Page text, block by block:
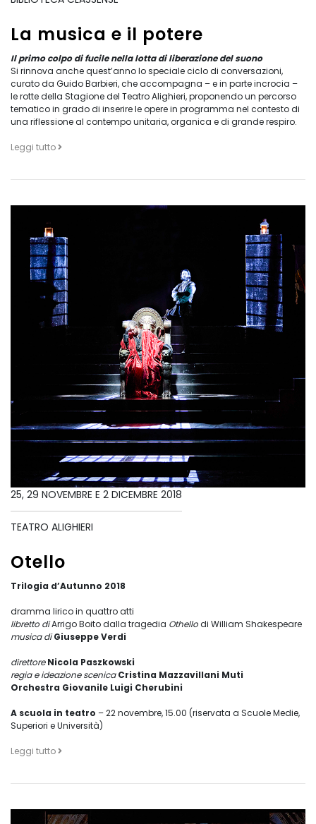
La musica e il potere
Il primo colpo di fucile nella lotta di liberazione del suono
Si rinnova anche quest’anno lo speciale ciclo di conversazioni,
curato da Guido Barbieri, che accompagna – e in parte incrocia –
le rotte della Stagione del Teatro Alighieri, proponendo un percorso
tematico in grado di inserire le opere in programma nel contesto di
una riflessione al contempo unitaria, organica e di grande respiro.
Leggi tutto
25, 29 NOVEMBRE E 2 DICEMBRE 2018
TEATRO ALIGHIERI
Otello
Trilogia d’Autunno 2018
dramma lirico in quattro atti
libretto diArrigo Boito dalla tragedia Othellodi William Shakespeare
musica diGiuseppe Verdi
direttoreNicola Paszkowski
regia e ideazione scenicaCristina Mazzavillani Muti
Orchestra Giovanile Luigi Cherubini
A scuola in teatro – 22 novembre, 15.00 (riservata a Scuole Medie,
Superiori e Università)
Leggi tutto